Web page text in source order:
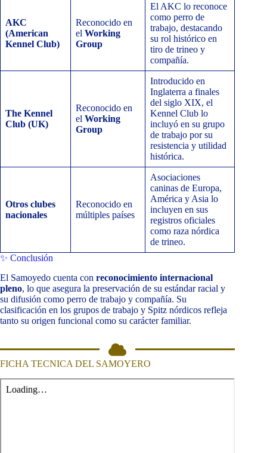
AKC
(American
Kennel Club)
Reconocido en
el Working
Group
El AKC lo reconoce
como perro de
trabajo, destacando
su rol histórico en
tiro de trineo y
compañía.
The Kennel
Club (UK)
Reconocido en
el Working
Group
Introducido en
Inglaterra a finales
del siglo XIX, el
Kennel Club lo
incluyó en su grupo
de trabajo por su
resistencia y utilidad
histórica.
Otros clubes
nacionales
Reconocido en
múltiples países
Asociaciones
caninas de Europa,
América y Asia lo
incluyen en sus
registros oficiales
como raza nórdica
de trineo.
✨ Conclusión
El Samoyedo cuenta con reconocimiento internacional
pleno, lo que asegura la preservación de su estándar racial y
su difusión como perro de trabajo y compañía. Su
clasificación en los grupos de trabajo y Spitz nórdicos refleja
tanto su origen funcional como su carácter familiar.
FICHA TECNICA DEL SAMOYERO